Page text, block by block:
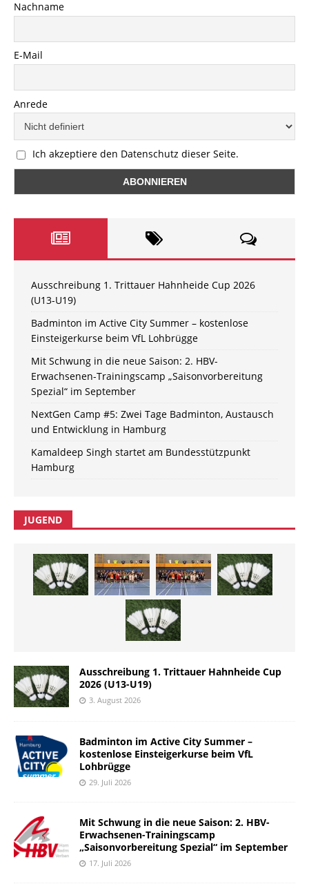
Nachname
E-Mail
Anrede
Ich akzeptiere den Datenschutz dieser Seite.
Ausschreibung 1. Trittauer Hahnheide Cup 2026
(U13-U19)
Badminton im Active City Summer – kostenlose
Einsteigerkurse beim VfL Lohbrügge
Mit Schwung in die neue Saison: 2. HBV-
Erwachsenen-Trainingscamp „Saisonvorbereitung
Spezial“ im September
NextGen Camp #5: Zwei Tage Badminton, Austausch
und Entwicklung in Hamburg
Kamaldeep Singh startet am Bundesstützpunkt
Hamburg
JUGEND
Ausschreibung 1. Trittauer Hahnheide Cup
2026 (U13-U19)
3. August 2026
Badminton im Active City Summer –
kostenlose Einsteigerkurse beim VfL
Lohbrügge
29. Juli 2026
Mit Schwung in die neue Saison: 2. HBV-
Erwachsenen-Trainingscamp
„Saisonvorbereitung Spezial“ im September
17. Juli 2026